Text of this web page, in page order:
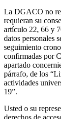
La DGACO no
requieran su
artículo 22, 66 y
datos personales
seguimiento
confirmadas por
apartado
párrafo, de los
actividades
19”.
Usted o su